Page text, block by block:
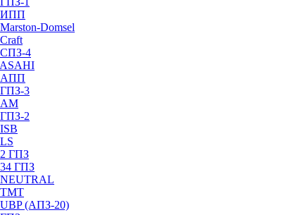
ИПП
Marston-Domsel
Craft
СПЗ-4
ASAHI
АПП
ГПЗ-3
АМ
ГПЗ-2
ISB
LS
2 ГПЗ
34 ГПЗ
NEUTRAL
TMT
UBP (АПЗ-20)